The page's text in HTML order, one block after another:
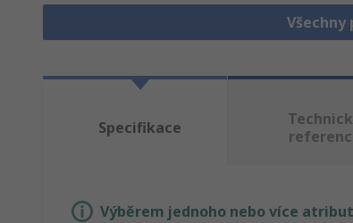
Specifikace
Výběrem jednoho nebo více